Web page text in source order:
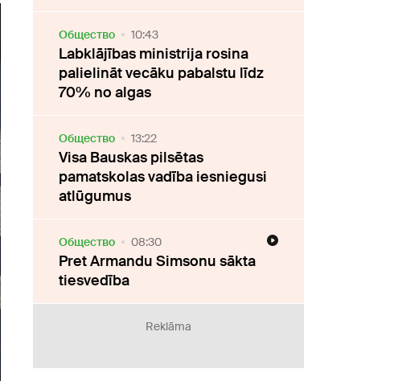
Oбщество 10:43
Labklājības ministrija rosina
palielināt vecāku pabalstu līdz
70% no algas
Oбщество 13:22
Visa Bauskas pilsētas
pamatskolas vadība iesniegusi
atlūgumus
Oбщество 08:30
Pret Armandu Simsonu sākta
tiesvedība
Reklāma